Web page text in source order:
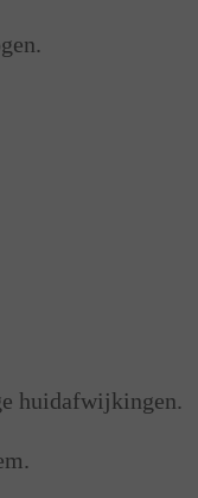
huidafwijkingen.